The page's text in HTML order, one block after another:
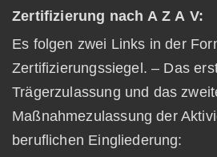
Zertifizierung nach A Z A V:
Es folgen zwei Links in der
Zertifizierungssiegel. – Das
Trägerzulassung und das
Maßnahmezulassung der
beruflichen Eingliederung: